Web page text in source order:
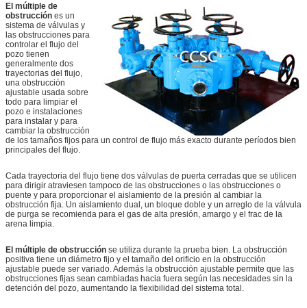
El múltiple de
obstrucción es un
sistema de válvulas y
las obstrucciones para
controlar el flujo del
pozo tienen
generalmente dos
trayectorias del flujo,
una obstrucción
ajustable usada sobre
todo para limpiar el
pozo e instalaciones
para instalar y para
cambiar la obstrucción
de los tamaños fijos para un control de flujo más exacto durante períodos bien
principales del flujo.
Cada trayectoria del flujo tiene dos válvulas de puerta cerradas que se utilicen
para dirigir atraviesen tampoco de las obstrucciones o las obstrucciones o
puente y para proporcionar el aislamiento de la presión al cambiar la
obstrucción fija. Un aislamiento dual, un bloque doble y un arreglo de la válvula
de purga se recomienda para el gas de alta presión, amargo y el frac de la
arena limpia.
El múltiple de obstrucción se utiliza durante la prueba bien. La obstrucción
positiva tiene un diámetro fijo y el tamaño del orificio en la obstrucción
ajustable puede ser variado. Además la obstrucción ajustable permite que las
obstrucciones fijas sean cambiadas hacia fuera según las necesidades sin la
detención del pozo, aumentando la flexibilidad del sistema total.